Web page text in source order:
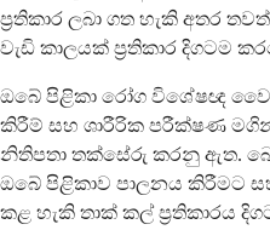
ප්‍රතිකාර ලබා ගත හැකි අතර
වැඩි කාලයක් ප්‍රතිකාර දිගටම
ඔබේ පිළිකා රෝග විශේෂඥ
කිරීම් සහ ශාරීරික පරීක්ෂණ මගින්
නිතිපතා තක්සේරු කරනු ඇත.
ඔබේ පිළිකාව පාලනය කිරීමට
කළ හැකි තාක් කල් ප්‍රතිකාරය